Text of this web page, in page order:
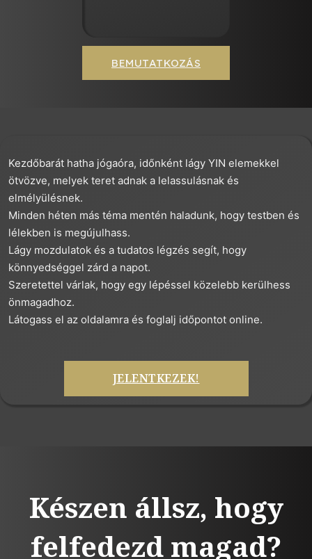
BEMUTATKOZÁS
Kezdőbarát hatha jógaóra, időnként lágy YIN elemekkel
ötvözve, melyek teret adnak a lelassulásnak és
elmélyülésnek.
Minden héten más téma mentén haladunk, hogy testben és
lélekben is megújulhass.
Lágy mozdulatok és a tudatos légzés segít, hogy
könnyedséggel zárd a napot.
Szeretettel várlak, hogy egy lépéssel közelebb kerülhess
önmagadhoz.
Látogass el az oldalamra és foglalj időpontot online.
JELENTKEZEK!
Készen állsz, hogy
felfedezd magad?